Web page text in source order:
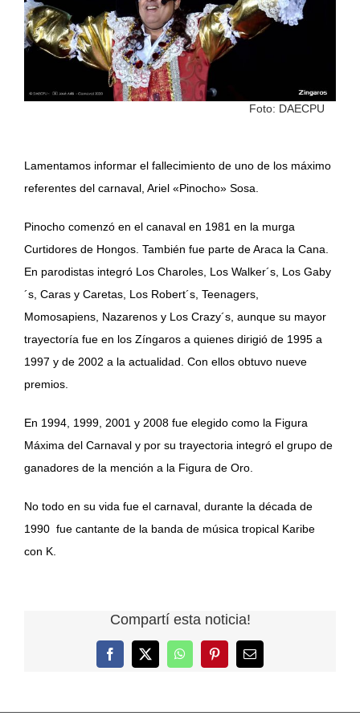
Foto: DAECPU
Lamentamos informar el fallecimiento de uno de los máximo
referentes del carnaval, Ariel «Pinocho» Sosa.
Pinocho comenzó en el canaval en 1981 en la murga
Curtidores de Hongos. También fue parte de Araca la Cana.
En parodistas integró Los Charoles, Los Walker´s, Los Gaby
´s, Caras y Caretas, Los Robert´s, Teenagers,
Momosapiens, Nazarenos y Los Crazy´s, aunque su mayor
trayectoría fue en los Zíngaros a quienes dirigió de 1995 a
1997 y de 2002 a la actualidad. Con ellos obtuvo nueve
premios.
En 1994, 1999, 2001 y 2008 fue elegido como la Figura
Máxima del Carnaval y por su trayectoria integró el grupo de
ganadores de la mención a la Figura de Oro.
No todo en su vida fue el carnaval, durante la década de
1990 fue cantante de la banda de música tropical Karibe
con K.
Compartí esta noticia!
Facebook
X WhatsAppPinterestCorreo
electrónico